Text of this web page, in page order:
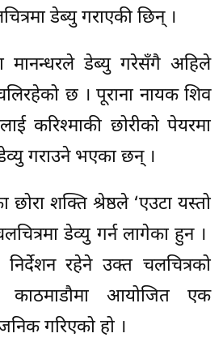
डेब्यु गराएकी छिन् ।
मानन्धरले डेब्यु गरेसँगै अहिले
चलिरहेको छ । पूराना नायक शिव
करिश्माकी छोरीको पेयरमा
गराउने भएका छन् ।
छोरा शक्ति श्रेष्ठले ‘एउटा यस्तो
डेव्यु गर्न लागेका हुन ।
रहेने उक्त चलचित्रको
काठमाडौमा आयोजित एक
गरिएको हो ।